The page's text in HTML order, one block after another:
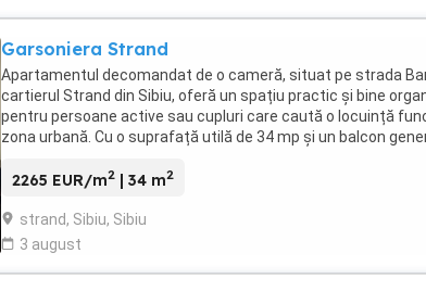
Garsoniera Strand
Apartamentul decomandat de o cameră, situat pe strada
cartierul Strand din Sibiu, oferă un spațiu practic și bine
pentru persoane active sau cupluri care caută o locuință
zona urbană. Cu o suprafață utilă de 34 mp și un balcon
2265 EUR/m2 | 34 m2
strand, Sibiu, Sibiu
3 august